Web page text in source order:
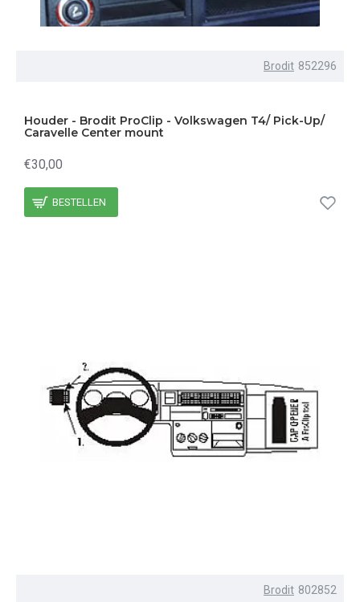
Brodit 852296
Houder - Brodit ProClip - Volkswagen T4/ Pick-Up/
Caravelle Center mount
€30,00
BESTELLEN
Brodit 802852